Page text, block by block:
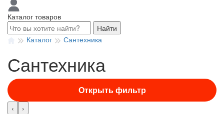
Каталог товаров
Найти
Каталог
Сантехника
Сантехника
Открыть фильтр
‹ ›